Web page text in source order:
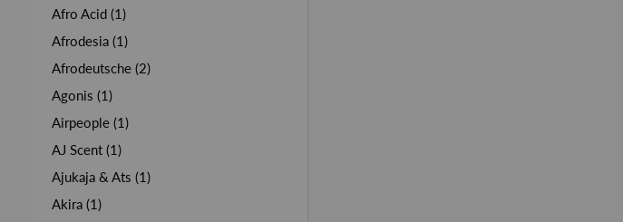
Afro Acid (1)
Afrodesia (1)
Afrodeutsche (2)
Agonis (1)
Airpeople (1)
AJ Scent (1)
Ajukaja & Ats (1)
Akira (1)